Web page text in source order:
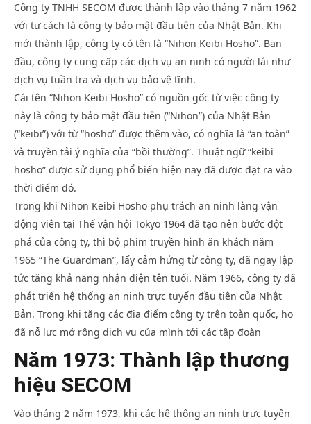
Công ty TNHH SECOM được thành lập vào tháng 7 năm 1962
với tư cách là công ty bảo mật đầu tiên của Nhật Bản. Khi
mới thành lập, công ty có tên là “Nihon Keibi Hosho”. Ban
đầu, công ty cung cấp các dịch vụ an ninh có người lái như
dịch vụ tuần tra và dịch vụ bảo vệ tĩnh.
Cái tên “Nihon Keibi Hosho” có nguồn gốc từ việc công ty
này là công ty bảo mật đầu tiên (“Nihon”) của Nhật Bản
(“keibi”) với từ “hosho” được thêm vào, có nghĩa là “an toàn”
và truyền tải ý nghĩa của “bồi thường”. Thuật ngữ “keibi
hosho” được sử dụng phổ biến hiện nay đã được đặt ra vào
thời điểm đó.
Trong khi Nihon Keibi Hosho phụ trách an ninh làng vận
động viên tại Thế vận hội Tokyo 1964 đã tạo nên bước đột
phá của công ty, thì bộ phim truyền hình ăn khách năm
1965 “The Guardman”, lấy cảm hứng từ công ty, đã ngay lập
tức tăng khả năng nhận diện tên tuổi. Năm 1966, công ty đã
phát triển hệ thống an ninh trực tuyến đầu tiên của Nhật
Bản. Trong khi tăng các địa điểm công ty trên toàn quốc, họ
đã nỗ lực mở rộng dịch vụ của mình tới các tập đoàn
Năm 1973: Thành lập thương
hiệu SECOM
Vào tháng 2 năm 1973, khi các hệ thống an ninh trực tuyến